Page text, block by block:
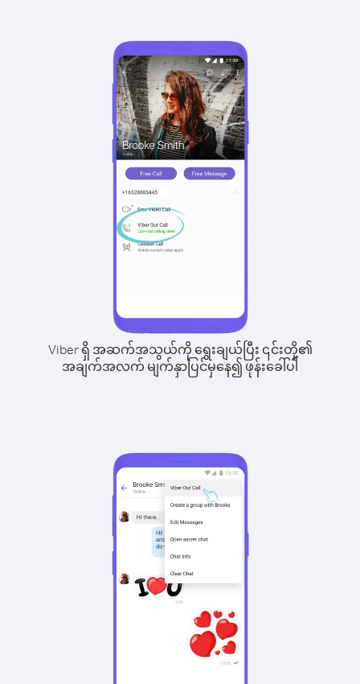
Viber ရှိ အဆက်အသွယ်ကို ရွေးချယ်ပြီး ၎င်းတို့၏
အချက်အလက် မျက်နှာပြင်မှနေ၍ ဖုန်းခေါ်ပါ